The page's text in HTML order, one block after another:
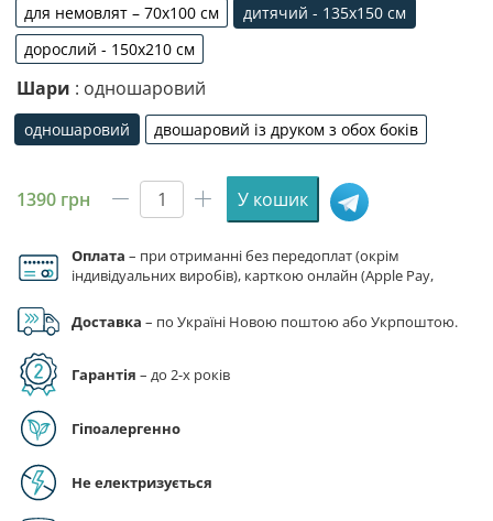
для немовлят – 70х100 см
для немовлят – 70х100 см
дитячий - 135х150 см
дитячий - 135х150 см
дорослий - 150х210 см
дорослий - 150х210 см
Шари : одношаровий
одношаровий
одношаровий
двошаровий із друком з обох боків
двошаровий із друком з
1390 грн
Плед
2.
Веселі
Zootopia
Fun
кількість
У кошик
Оплата – при отриманні без передоплат (окрім
індивідуальних виробів), карткою онлайн (Apple Pay,
Доставка – по Україні Новою поштою або Укрпоштою.
Гарантія – до 2-х років
Гіпоалергенно
Не електризується